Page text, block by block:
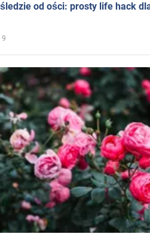
od ości: prosty life hack
9